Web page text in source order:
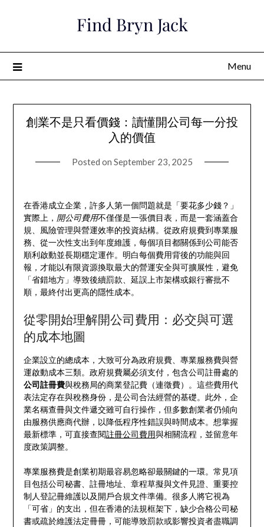
Find Bryn Jack
Menu
創業不是只看價錢：讀懂開公司每一分投
入的價值
Posted on September 23, 2025
在香港成立企業，許多人第一個問題就是「要花多少錢？」
實際上， 開公司費用不僅僅是一張價目表，而是一套涵蓋合
規、風險管理與營運效率的投資結構。從政府規費到專業服
務、從一次性支出到年度維護，每個項目都關係到公司能否
順利啟動並長期穩定運作。明白每個費用背後的功能與回
報，才能以有限資源換取最大的營運安全與可擴展性，避免
「省錯地方」導致後續罰款、延誤上市架構或銀行審批不
順，最終付出更高的隱性成本。
從零開始理解開公司費用：必交與可選
的成本地圖
企業設立的總成本，大致可分為政府規費、專業服務費與營
運啟動成本三類。政府規費屬必須支付，包含公司註冊處的
公司註冊費與稅務局的商業登記費（連徵費）。這些費用代
表法定存在與稅務身份，是公司合法經營的基礎。此外，企
業名稱查冊與文件遞交雖可自行操作，但多數創業者仍傾向
由服務供應商代辦，以降低程序性錯誤與時間成本。想掌握
最新標準，可直接查閱註冊公司費用與相關流程，並留意年
度政策調整。
專業服務費是創業初期最容易忽略卻最關鍵的一環。常見項
目包括公司秘書、註冊地址、章程草擬與文件見證、重要控
制人登記冊維護以及開戶合規文件準備。很多人將它視為
「可省」的支出，但在香港的法規框架下，缺少合格公司秘
書或疏於維護法定冊冊，可能導致罰款或影響投資者盡職調